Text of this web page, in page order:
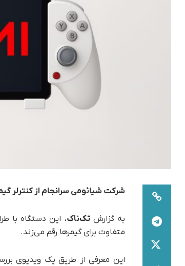
شرکت شیائومی سرانجام از کنترلر
به گزارشتک‌ناک، این دستگاه با
متفاوت برای گیمرها رقم می‌زند.
این معرفی از طریق یک ویدیوی